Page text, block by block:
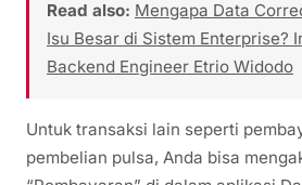
Read also: Mengapa Data
Isu Besar di Sistem Enterprise?
Backend Engineer Etrio Widodo
Untuk transaksi lain seperti
pembelian pulsa, Anda bisa